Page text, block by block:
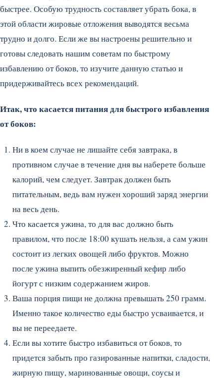
быстрее. Особую трудность составляет убрать бока, в
этой области жировые отложения выводятся весьма
трудно и долго. Если же вы настроены решительно и
готовы следовать нашим советам по быстрому
избавлению от боков, то изучите данную статью и
придерживайтесь всех рекомендаций.
Итак, что касается питания для быстрого избавления
от боков:
Ни в коем случае не лишайте себя завтрака, в
противном случае в течение дня вы наберете больше
калорий, чем следует. Завтрак должен быть
питательным, ведь вам нужен хороший заряд энергии
на весь день.
Что касается ужина, то для вас должно быть
правилом, что после 18:00 кушать нельзя, а сам ужин
состоит из легких овощей либо фруктов. Можно
после ужина выпить обезжиренный кефир либо
йогурт с низким содержанием жиров.
Ваша порция пищи не должна превышать 250 грамм.
Именно такое количество еды быстро усваивается, и
вы не переедаете.
Если вы хотите быстро избавиться от боков, то
придется забыть про газированные напитки, сладости,
жирную пищу, маринованные овощи, соусы и